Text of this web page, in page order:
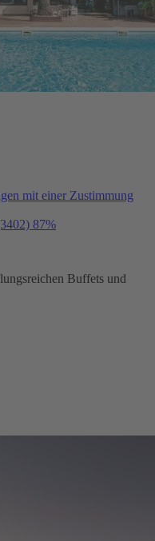
mit einer Zustimmung
87%
Buffets und